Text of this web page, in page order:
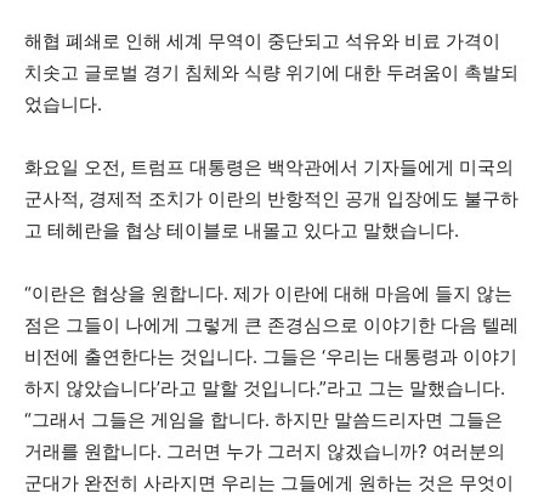
해협 폐쇄로 인해 세계 무역이 중단되고 석유와 비료 가격이
치솟고 글로벌 경기 침체와 식량 위기에 대한 두려움이 촉발되
었습니다.
화요일 오전, 트럼프 대통령은 백악관에서 기자들에게 미국의
군사적, 경제적 조치가 이란의 반항적인 공개 입장에도 불구하
고 테헤란을 협상 테이블로 내몰고 있다고 말했습니다.
“이란은 협상을 원합니다. 제가 이란에 대해 마음에 들지 않는
점은 그들이 나에게 그렇게 큰 존경심으로 이야기한 다음 텔레
비전에 출연한다는 것입니다. 그들은 ‘우리는 대통령과 이야기
하지 않았습니다’라고 말할 것입니다.”라고 그는 말했습니다.
“그래서 그들은 게임을 합니다. 하지만 말씀드리자면 그들은
거래를 원합니다. 그러면 누가 그러지 않겠습니까? 여러분의
군대가 완전히 사라지면 우리는 그들에게 원하는 것은 무엇이